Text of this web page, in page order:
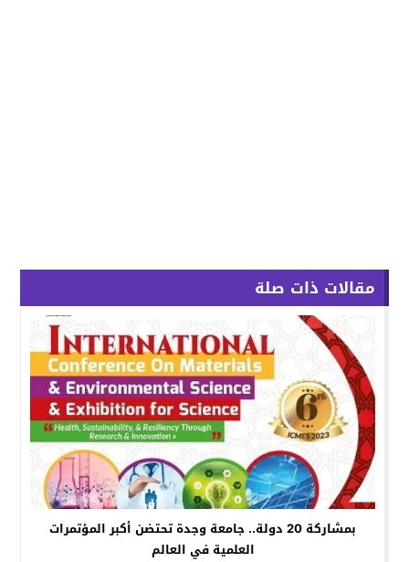
مقالات ذات صلة
بمشاركة 20 دولة.. جامعة وجدة تحتضن أكبر المؤتمرات
العلمية في العالم